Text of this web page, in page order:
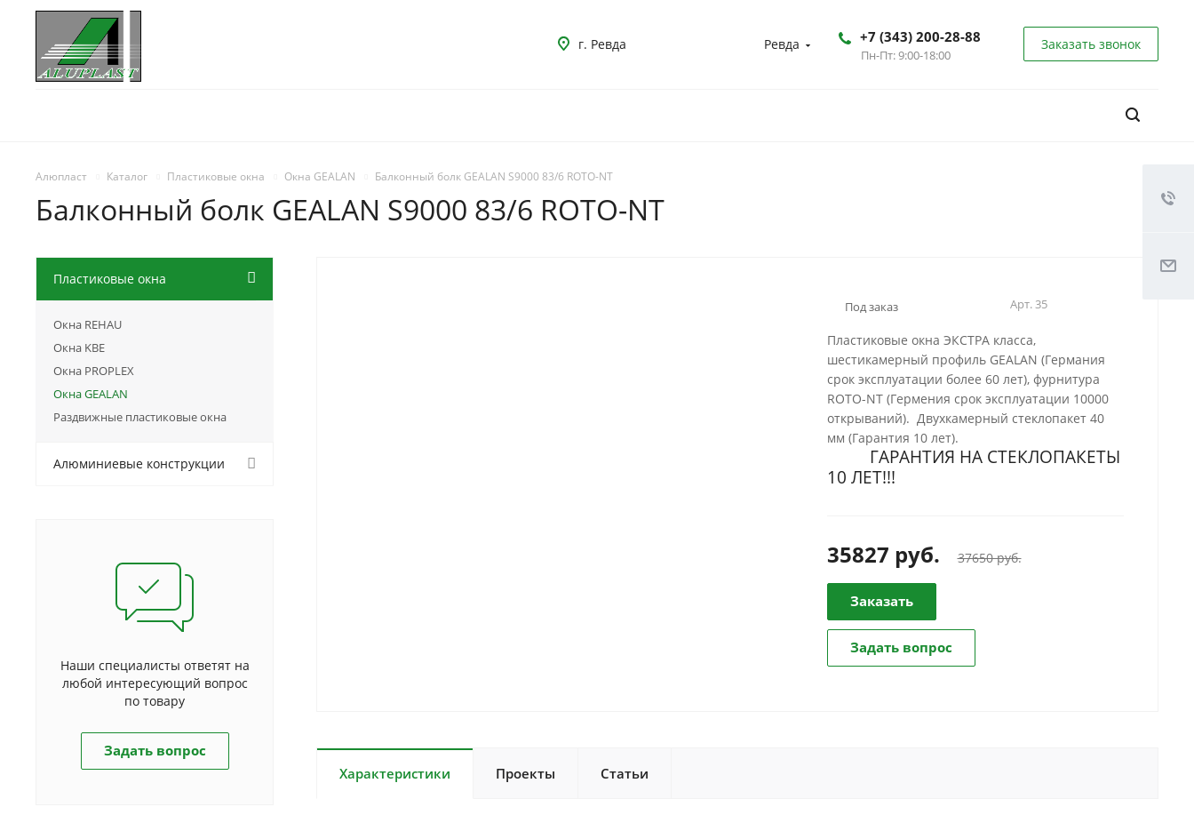
Ревда +7 (343) 200-28-88
Пн-Пт: 9:00-18:00
Заказать звонок
г. Ревда
Алюпласт Каталог Пластиковые окна Окна GEALAN Балконный болк GEALAN S9000 83/6 ROTO-NT
Балконный болк GEALAN S9000 83/6 ROTO-NT
Под заказ Арт.35
Пластиковые окна ЭКСТРА класса,
шестикамерный профиль GEALAN (Германия
срок эксплуатации более 60 лет), фурнитура
ROTO-NT (Гермения срок эксплуатации 10000
открываний). Двухкамерный стеклопакет 40
мм (Гарантия 10 лет).
ГАРАНТИЯ НА СТЕКЛОПАКЕТЫ
10 ЛЕТ!!!
35827 руб. 37650 руб.
Заказать
Задать вопрос
Характеристики Проекты Статьи
Пластиковые окна
Окна REHAU
Окна KBE
Окна PROPLEX
Окна GEALAN
Раздвижные пластиковые окна
Алюминиевые конструкции
Наши специалисты ответят на
любой интересующий вопрос
по товару
Задать вопрос